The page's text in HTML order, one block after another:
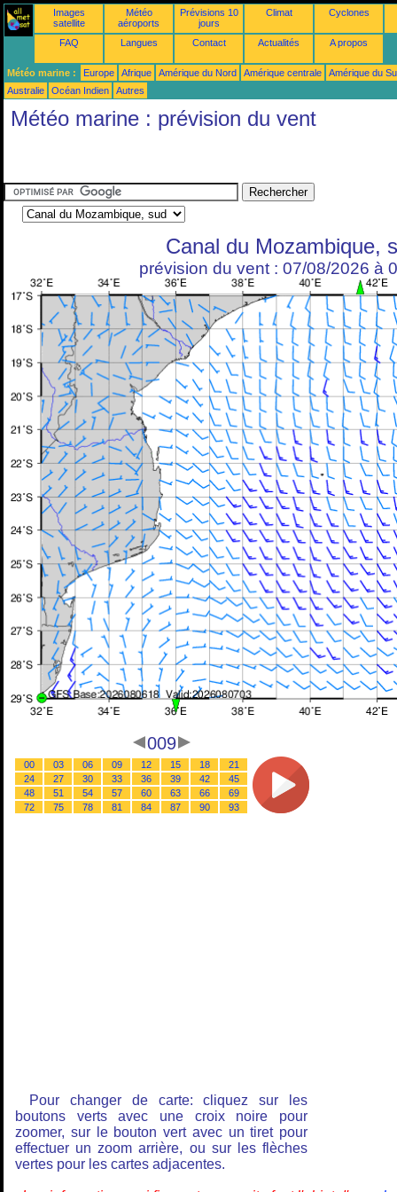
Images
satellite
Météo
aéroports
Prévisions 10
jours
Climat Cyclones
FAQ Langues Contact Actualités A propos
Météo marine : Europe Afrique Amérique du Nord Amérique centrale
Amérique du
Australie
Océan Indien Autres
Météo marine : prévision du vent
Canal du Mozambique,
prévision du vent : 07/08/2026 à
009
00 03 06 09 12 15 18
21
24
27 30 33 36 39 42
45
48
51 54 57 60 63 66
69
72
75 78 81 84 87 90 93
Pour changer de carte: cliquez sur les
boutons verts avec une croix noire pour
zoomer, sur le bouton vert avec un tiret pour
effectuer un zoom arrière, ou sur les flèches
vertes pour les cartes adjacentes.